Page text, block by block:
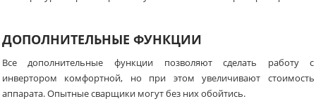
ДОПОЛНИТЕЛЬНЫЕ ФУНКЦИИ
Все дополнительные функции позволяют сделать работу с
инвертором комфортной, но при этом увеличивают стоимость
аппарата. Опытные сварщики могут без них обойтись.